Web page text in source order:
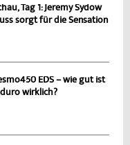
Tag 1: Jeremy Sydow
sorgt für die Sensation
EDS – wie gut ist
wirklich?